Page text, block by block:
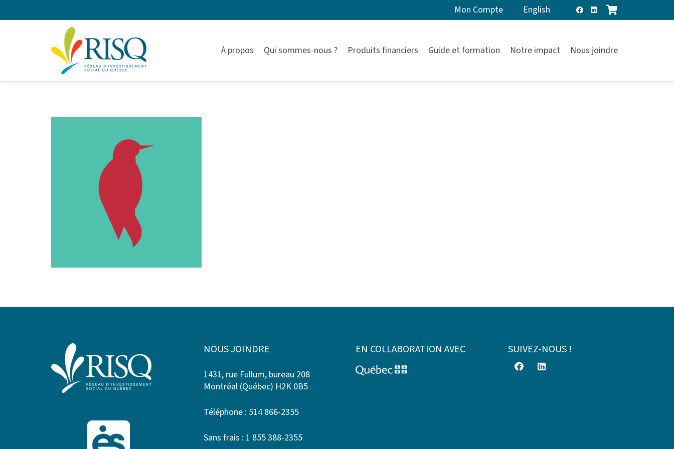
Mon Compte English
À propos Qui sommes-nous ? Produits financiers Guide et formation Notre impact Nous joindre
NOUS JOINDRE
1431, rue Fullum, bureau 208
Montréal (Québec) H2K 0B5
Téléphone : 514 866-2355
Sans frais : 1 855 388-2355
EN COLLABORATION AVEC SUIVEZ-NOUS !